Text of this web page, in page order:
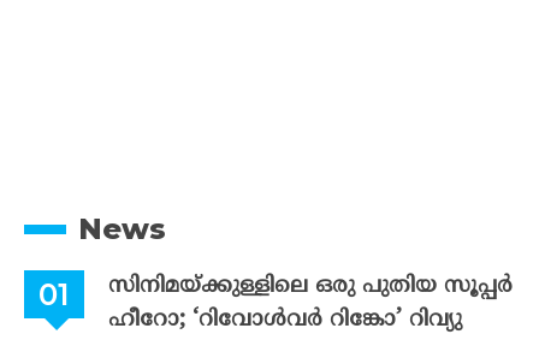
News
സിനിമയ്ക്കുള്ളിലെ ഒരു പുതിയ സൂപ്പർ
ഹീറോ; ‘റിവോൾവർ റിങ്കോ’ റിവ്യു